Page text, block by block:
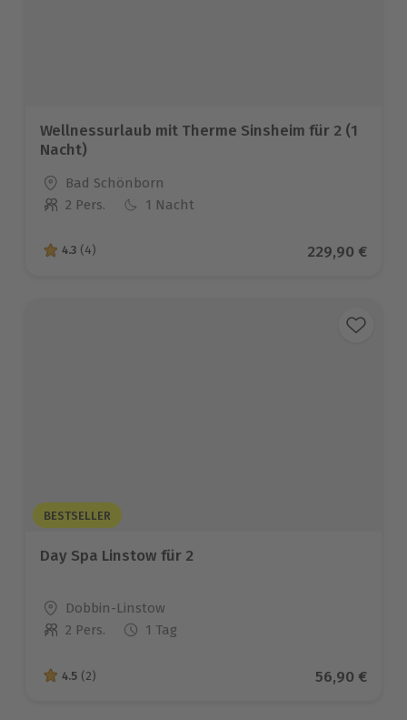
Wellnessurlaub mit Therme Sinsheim für 2 (1
Nacht)
Standort
Bad Schönborn
Anzahl der Teilnehmer
2 Pers. 1 Nacht
4.3 von 5 Sternen basierend auf 4 Bewertungen
4.3 (4) Aktueller
229,90 €
BESTSELLER
Day Spa Linstow für 2
Standort
Dobbin-Linstow
Anzahl der Teilnehmer
2 Pers. 1 Tag
4.5 von 5 Sternen basierend auf 2 Bewertungen
4.5 (2) Aktueller
56,90 €